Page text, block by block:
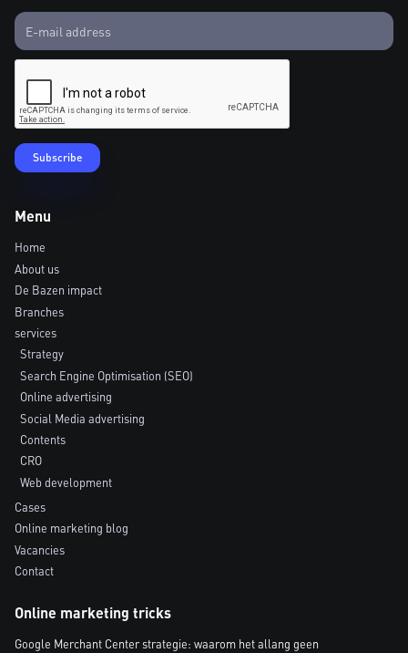
Menu
Home
About us
De Bazen impact
Branches
services
Strategy
Search Engine Optimisation (SEO)
Online advertising
Social Media advertising
Contents
CRO
Web development
Cases
Online marketing blog
Vacancies
Contact
Online marketing tricks
Google Merchant Center strategie: waarom het allang geen